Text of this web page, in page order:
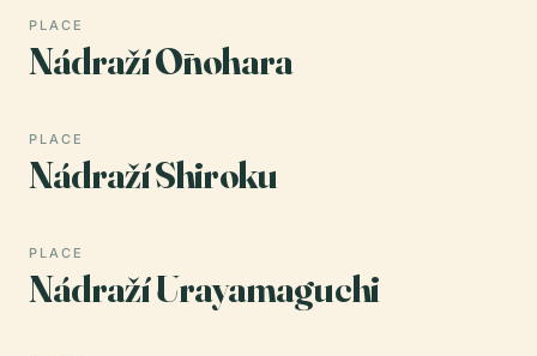
PLACE
Nádraží Ōnohara
PLACE
Nádraží Shiroku
PLACE
Nádraží Urayamaguchi